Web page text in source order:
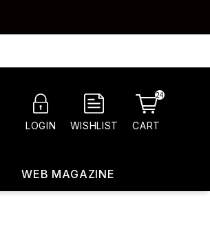
LOGIN WISHLIST CART
24
WEB MAGAZINE